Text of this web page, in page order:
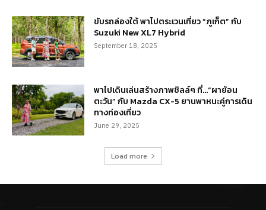
ขับรถล่องใต้ พาไปตระเวนเที่ยว “ภูเก็ต” กับ
Suzuki New XL7 Hybrid
September 18, 2025
พาไปเดินเล่นสร้างภาพชิลล์ๆ ที่…“ผาย้อน
ตะวัน” กับ Mazda CX-5 ยานพาหนะคู่การเดิน
ทางท่องเที่ยว
June 29, 2025
Load more